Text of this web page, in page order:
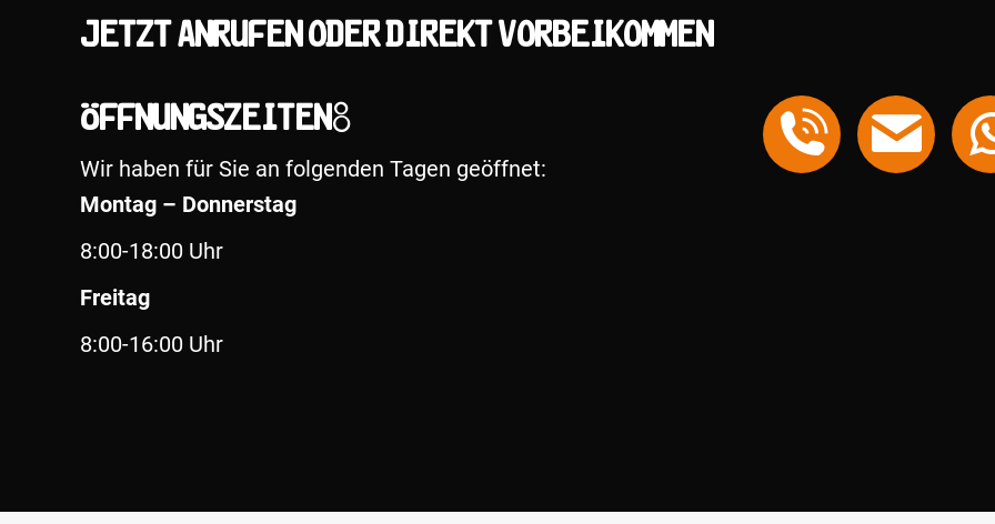
Jetzt anrufen oder direkt vorbeikommen
Öffnungszeiten:
Wir haben für Sie an folgenden Tagen geöffnet:
Montag – Donnerstag
8:00-18:00 Uhr
Freitag
8:00-16:00 Uhr